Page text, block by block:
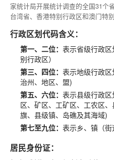
家统计局开展统计调查的全国31个
台湾省、香港特别行政区和澳门特别
行政区划代码含义：
第一、二位： 表示省级行政
别行政区）
第三、四位： 表示地级行政
治州、地区、盟)
第五、六位： 表示县级行政
区、矿区、工矿区、工农区
旗、县级镇、岛礁及其海域)
第七至九位： 表示乡、镇（街
居民身份证：